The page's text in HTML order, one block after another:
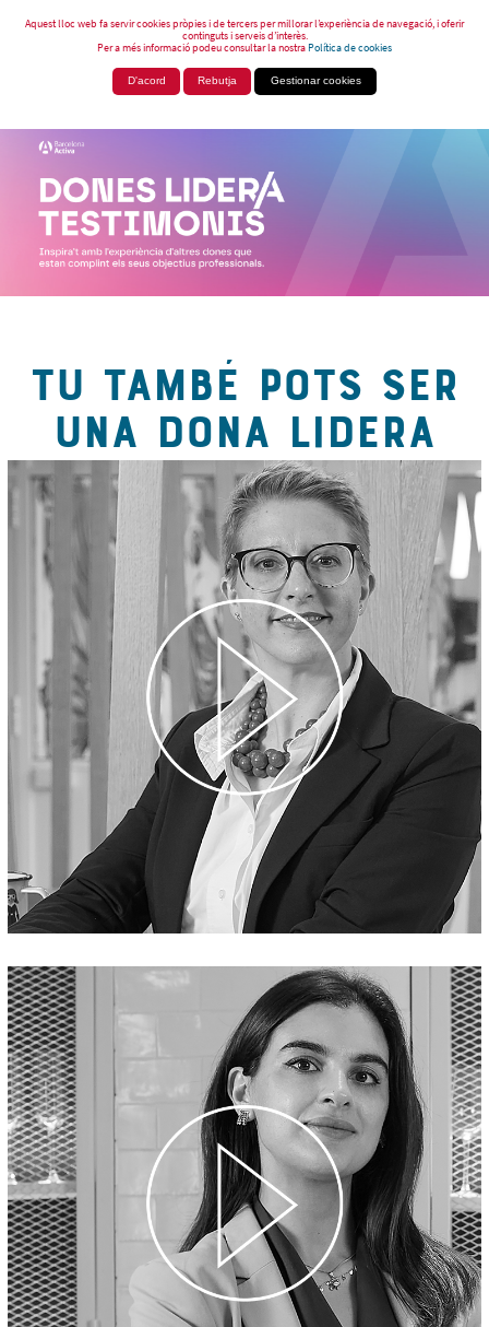
Aquest lloc web fa servir cookies pròpies i de tercers per millorar l’experiència de navegació, i oferir
continguts i serveis d’interès.
Per a més informació podeu consultar la nostraPolítica de cookies
D'acord Rebutja Gestionar cookies
TU TAMBÉ POTS SER
UNA DONA LIDERA